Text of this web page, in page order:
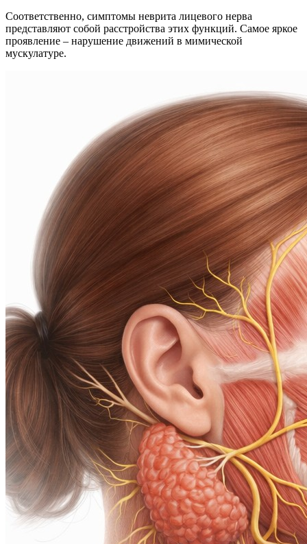
Соответственно, симптомы неврита лицевого нерва
представляют собой расстройства этих функций. Самое яркое
проявление – нарушение движений в мимической
мускулатуре.